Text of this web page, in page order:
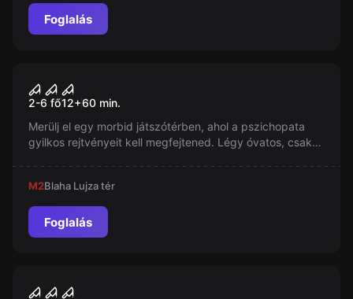
Foglalás
Pszichopata Gyilkos
2-6 fő12+60 min.
Merülj el egy morbid játszótérben, ahol a pszichopata
gyilkos rejtvényeit kell megfejtened. Légy óvatos, csak
M2Blaha Lujza tér
Foglalás
A félelem labirintusa